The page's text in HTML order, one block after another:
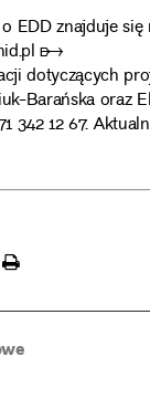
EDD znajduje się
➸
dotyczących
Barańska oraz
342 12 67.
print